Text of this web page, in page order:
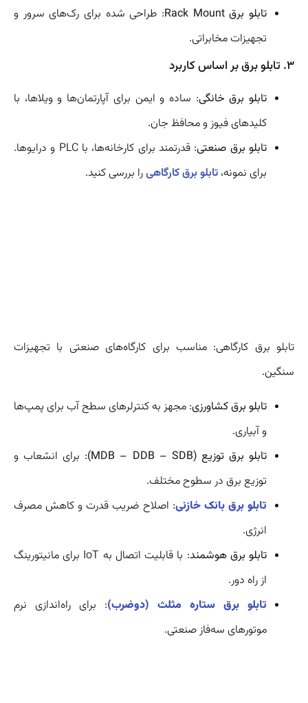
تابلو برق Rack Mount
: طراحی شده برای رک‌های سرور و
تجهیزات مخابراتی.
3. تابلو برق بر اساس کاربرد
تابلو برق خانگی: ساده و ایمن برای آپارتمان‌ها و ویلاها، با
کلیدهای فیوز و محافظ جان.
تابلو برق صنعتی
: قدرتمند برای کارخانه‌ها، با PLC و درایوها.
برای نمونه، تابلو برق کارگاهیرا بررسی کنید.
تابلو برق کارگاهی: مناسب برای کارگاه‌های صنعتی با تجهیزات
سنگین.
تابلو برق کشاورزی: مجهز به کنترلرهای سطح آب برای پمپ‌ها
و آبیاری.
تابلو برق توزیع (MDB – DDB – SDB)
: برای انشعاب و
توزیع برق در سطوح مختلف.
تابلو برق بانک خازنی: اصلاح ضریب قدرت و کاهش مصرف
انرژی.
تابلو برق هوشمند
: با قابلیت اتصال به IoT برای مانیتورینگ
از راه دور.
تابلو برق ستاره مثلث (دوضرب): برای راه‌اندازی نرم
موتورهای سه‌فاز صنعتی.